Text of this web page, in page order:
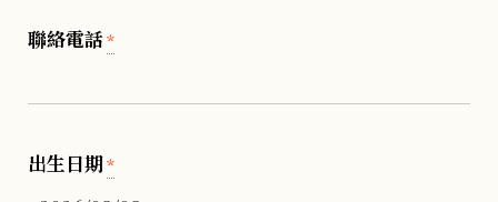
聯絡電話*
出生日期*